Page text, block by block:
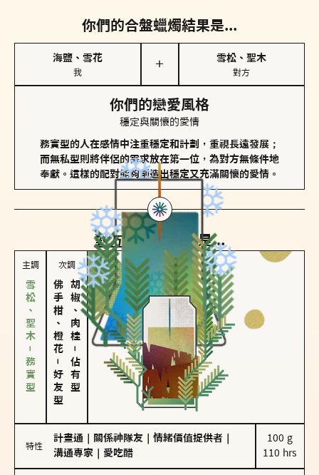
你們的合盤蠟燭結果是...
海鹽、雪花
我
＋
雪松、聖木
對方
你們的戀愛風格
穩定與關懷的愛情
務實型的人在感情中注重穩定和計劃，重視長遠發展；
而無私型則將伴侶的需求放在第一位，為對方無條件地
奉獻。這樣的配對能夠創造出穩定又充滿關懷的愛情。
對方的主調蠟燭是...
主調
雪松、聖木－務實型
次調
佛手柑、橙花
－
好友型
胡椒、肉桂
－
佔有型
特性
計畫通 關係神隊友 情緒價值提供者
溝通專家
愛吃醋
100 g
110 hrs